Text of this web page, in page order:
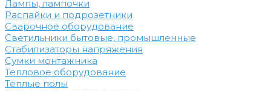
Лампы, лампочки
Распайки и подрозетники
Сварочное оборудование
Светильники бытовые, промышленные
Стабилизаторы напряжения
Сумки монтажника
Тепловое оборудование
Теплые полы